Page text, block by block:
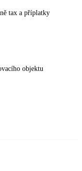
tax a příplatky
objektu